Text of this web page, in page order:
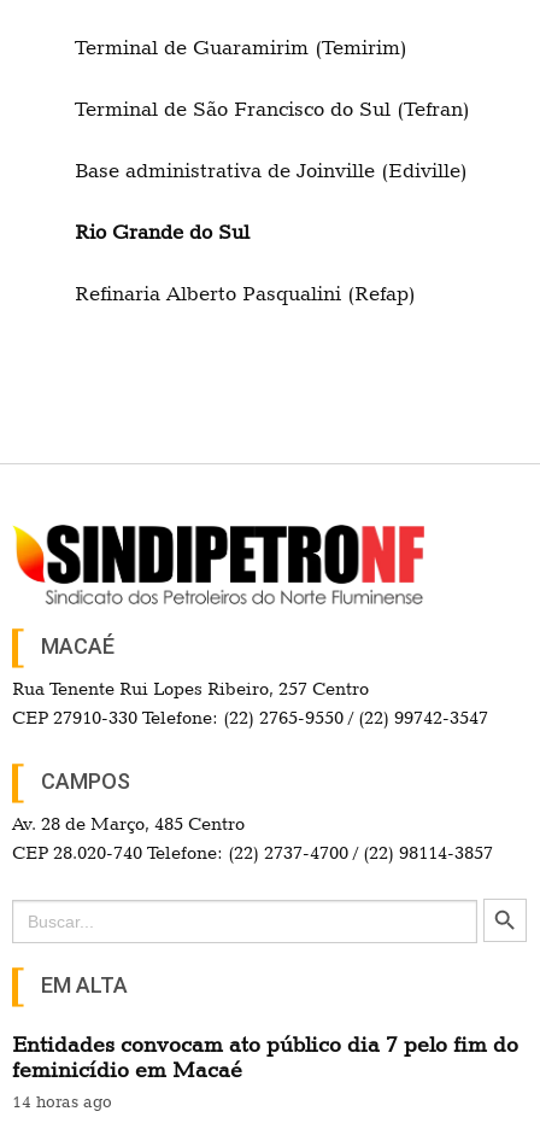
Terminal de Guaramirim (Temirim)
Terminal de São Francisco do Sul (Tefran)
Base administrativa de Joinville (Ediville)
Rio Grande do Sul
Refinaria Alberto Pasqualini (Refap)
MACAÉ
Rua Tenente Rui Lopes Ribeiro, 257 Centro
CEP 27910-330 Telefone: (22) 2765-9550 / (22) 99742-3547
CAMPOS
Av. 28 de Março, 485 Centro
CEP 28.020-740 Telefone: (22) 2737-4700 / (22) 98114-3857
Search
for:
Search Button
EM ALTA
Entidades convocam ato público dia 7 pelo fim do
feminicídio em Macaé
14 horas ago